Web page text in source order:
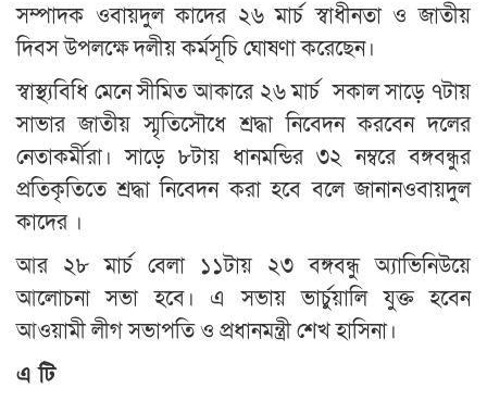
সম্পাদক ওবায়দুল কাদের ২৬ মার্চ স্বাধীনতা ও জাতীয়
দিবস উপলক্ষে দলীয় কর্মসূচি ঘোষণা করেছেন।
স্বাস্থ্যবিধি মেনে সীমিত আকারে ২৬ মার্চ সকাল সাড়ে ৭টায়
সাভার জাতীয় স্মৃতিসৌধে শ্রদ্ধা নিবেদন করবেন দলের
নেতাকর্মীরা। সাড়ে ৮টায় ধানমন্ডির ৩২ নম্বরে বঙ্গবন্ধুর
প্রতিকৃতিতে শ্রদ্ধা নিবেদন করা হবে বলে জানানওবায়দুল
কাদের ।
আর ২৮ মার্চ বেলা ১১টায় ২৩ বঙ্গবন্ধু অ্যাভিনিউয়ে
আলোচনা সভা হবে। এ সভায় ভার্চুয়ালি যুক্ত হবেন
আওয়ামী লীগ সভাপতি ও প্রধানমন্ত্রী শেখ হাসিনা।
এ টি